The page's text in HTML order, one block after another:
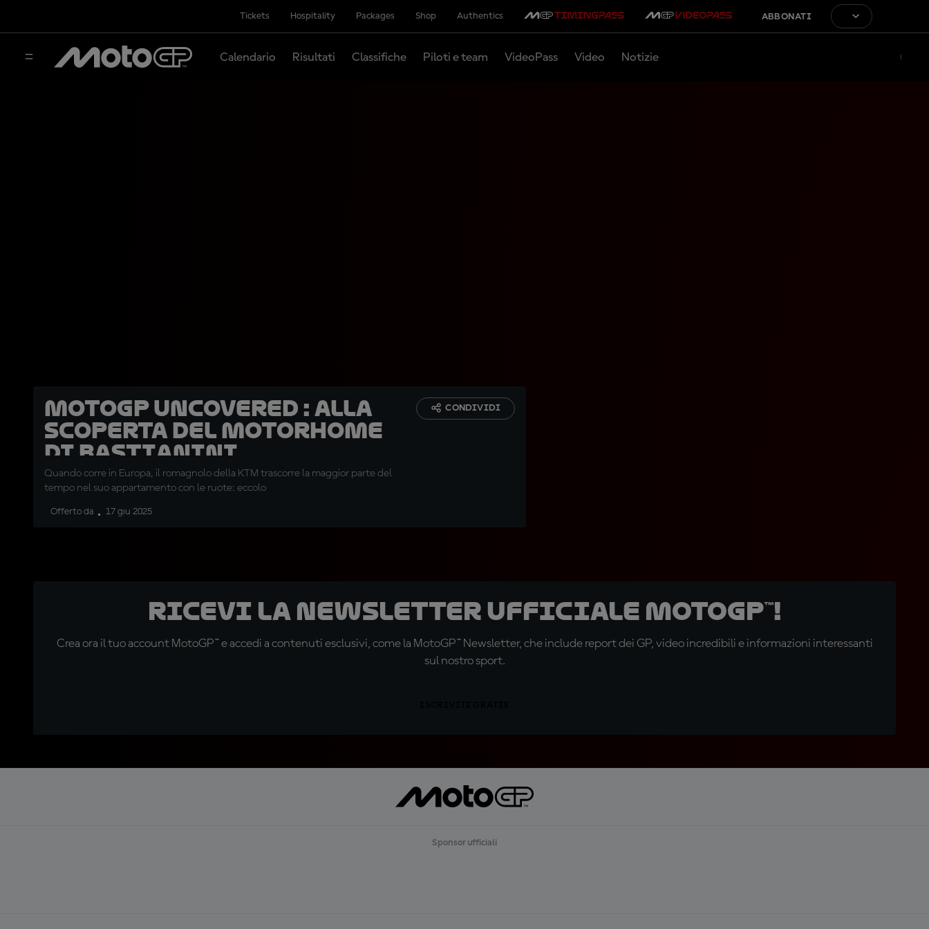
Tickets Hospitality Packages Shop Authentics ABBONATI
Calendario Risultati Classifiche Piloti e team VideoPass Video Notizie
MotoGP Uncovered : alla
scoperta del motorhome
di Bastianini
Quando corre in Europa, il romagnolo della KTM trascorre la maggior parte del
tempo nel suo appartamento con le ruote: eccolo
Offerto da 17 giu 2025
CONDIVIDI
Ricevi la newsletter ufficiale MotoGP™!
Crea ora il tuo account MotoGP™ e accedi a contenuti esclusivi, come la MotoGP™ Newsletter, che include report dei GP, video incredibili e informazioni interessanti
sul nostro sport.
Sponsor ufficiali